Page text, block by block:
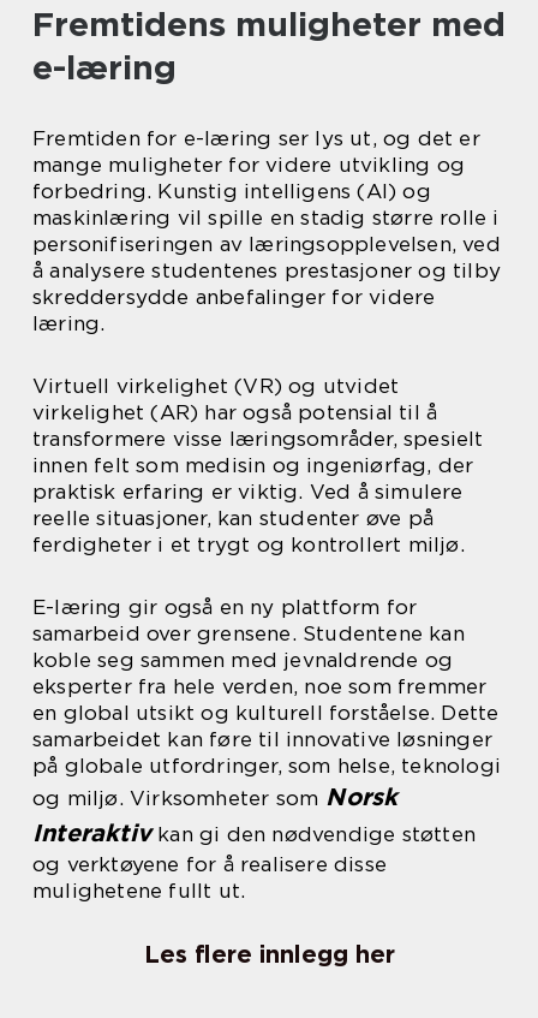
Fremtidens muligheter med
e-læring
Fremtiden for e-læring ser lys ut, og det er
mange muligheter for videre utvikling og
forbedring. Kunstig intelligens (AI) og
maskinlæring vil spille en stadig større rolle i
personifiseringen av læringsopplevelsen, ved
å analysere studentenes prestasjoner og tilby
skreddersydde anbefalinger for videre
læring.
Virtuell virkelighet (VR) og utvidet
virkelighet (AR) har også potensial til å
transformere visse læringsområder, spesielt
innen felt som medisin og ingeniørfag, der
praktisk erfaring er viktig. Ved å simulere
reelle situasjoner, kan studenter øve på
ferdigheter i et trygt og kontrollert miljø.
E-læring gir også en ny plattform for
samarbeid over grensene. Studentene kan
koble seg sammen med jevnaldrende og
eksperter fra hele verden, noe som fremmer
en global utsikt og kulturell forståelse. Dette
samarbeidet kan føre til innovative løsninger
på globale utfordringer, som helse, teknologi
og miljø. Virksomheter som Norsk
Interaktivkan gi den nødvendige støtten
og verktøyene for å realisere disse
mulighetene fullt ut.
Les flere innlegg her